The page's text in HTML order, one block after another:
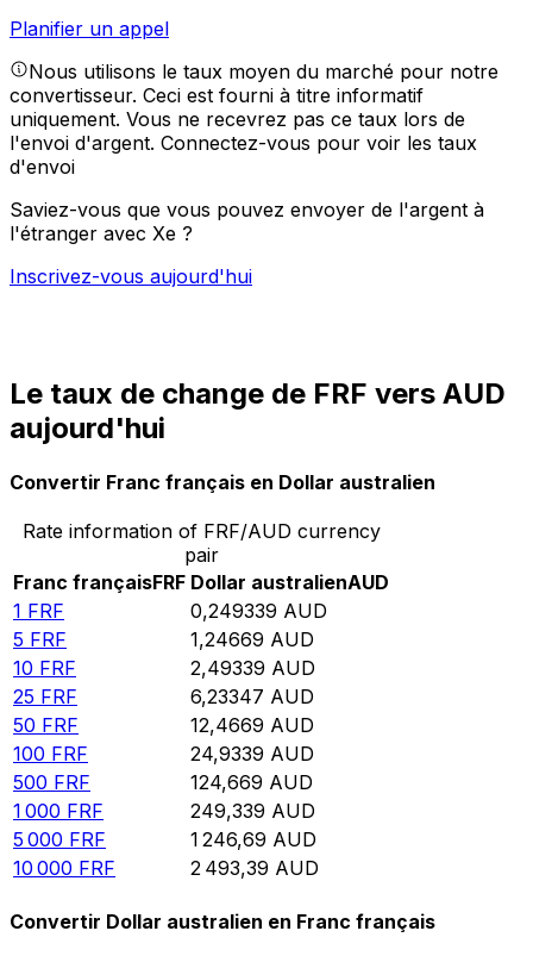
Planifier un appel
Nous utilisons le taux moyen du marché pour notre
convertisseur. Ceci est fourni à titre informatif
uniquement. Vous ne recevrez pas ce taux lors de
l'envoi d'argent. Connectez-vous pour voir les taux
d'envoi
Saviez-vous que vous pouvez envoyer de l'argent à
l'étranger avec Xe ?
Inscrivez-vous aujourd'hui
Le taux de change de FRF vers AUD
aujourd'hui
Convertir Franc français en Dollar australien
Rate information of FRF/AUD currency
pair
Franc françaisFRF Dollar australienAUD
1 FRF 0,249339 AUD
5 FRF 1,24669 AUD
10 FRF 2,49339 AUD
25 FRF 6,23347 AUD
50 FRF 12,4669 AUD
100 FRF 24,9339 AUD
500 FRF 124,669 AUD
1 000 FRF 249,339 AUD
5 000 FRF 1 246,69 AUD
10 000 FRF 2 493,39 AUD
Convertir Dollar australien en Franc français